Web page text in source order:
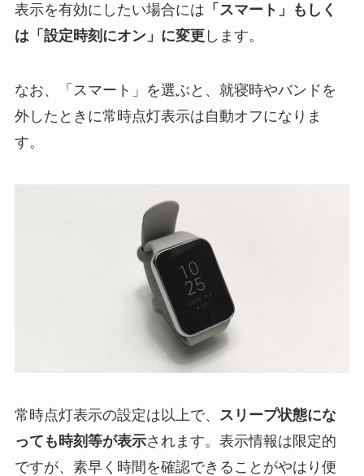
表示を有効にしたい場合には 「スマート」もしく
は「設定時刻にオン」に変更します。
なお、「スマート」を選ぶと、就寝時やバンドを
外したときに常時点灯表示は自動オフになりま
す。
常時点灯表示の設定は以上で、
スリープ状態にな
っても時刻等が表示されます。表示情報は限定的
ですが、素早く時間を確認できることがやはり便